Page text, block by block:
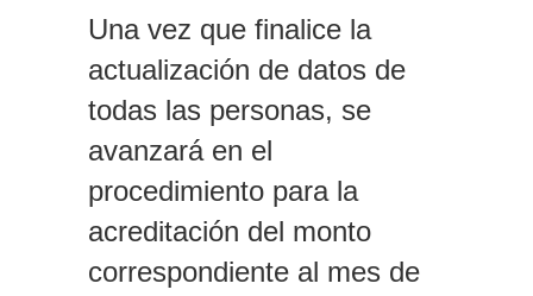
Una vez que finalice la
actualización de datos de
todas las personas, se
avanzará en el
procedimiento para la
acreditación del monto
correspondiente al mes de